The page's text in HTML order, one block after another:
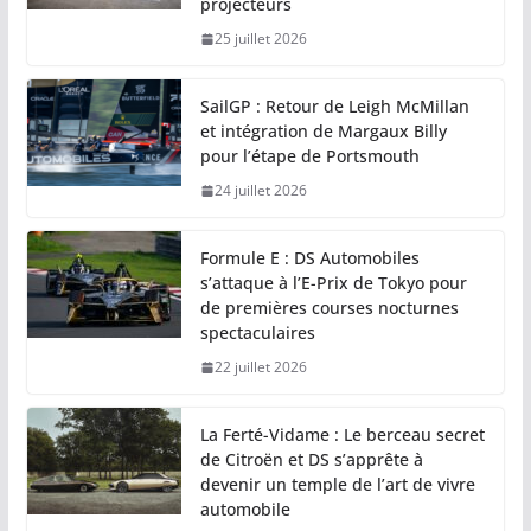
25 juillet 2026
SailGP : Retour de Leigh McMillan
et intégration de Margaux Billy
pour l’étape de Portsmouth
24 juillet 2026
Formule E : DS Automobiles
s’attaque à l’E-Prix de Tokyo pour
de premières courses nocturnes
spectaculaires
22 juillet 2026
La Ferté-Vidame : Le berceau secret
de Citroën et DS s’apprête à
devenir un temple de l’art de vivre
automobile